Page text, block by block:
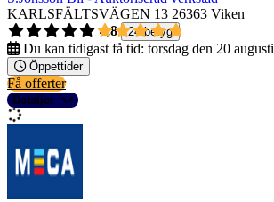
KARLSFÄLTSVÄGEN 13 26363 Viken
4,8
24 betyg
Du kan tidigast få tid: torsdag den 20 augusti
Öppettider
Få offerter
Detaljer